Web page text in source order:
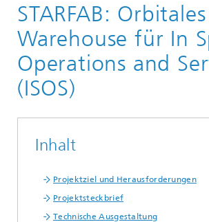
Projekte
STARFAB: Orbitales
Warehouse für In
Operations and
(ISOS)
Inhalt
Projektziel und Herausforderungen
Projektsteckbrief
Technische Ausgestaltung